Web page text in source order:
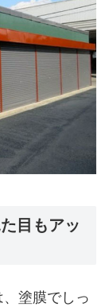
目もアッ
塗膜でしっ